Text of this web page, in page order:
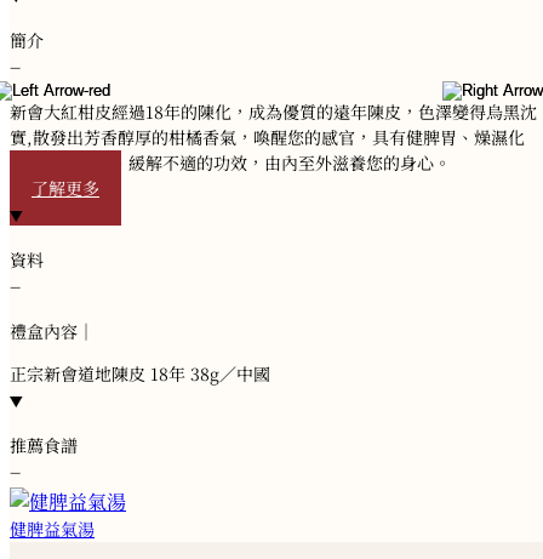
簡介
−
新會大紅柑皮經過18年的陳化，成為優質的遠年陳皮，色澤變得烏黑沈
實,散發出芳香醇厚的柑橘香氣，喚醒您的感官，具有健脾胃、燥濕化
痰、調和氣機、緩解不適的功效，由內至外滋養您的身心。
了解更多
資料
−
禮盒內容｜
正宗新會道地陳皮 18年 38g／中國
推薦食譜
−
健脾益氣湯